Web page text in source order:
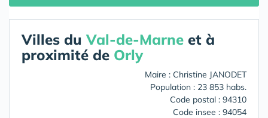
Villes duVal-de-Marne et à
proximité de Orly
Maire : Christine JANODET
Population : 23 853 habs.
Code postal : 94310
Code insee : 94054